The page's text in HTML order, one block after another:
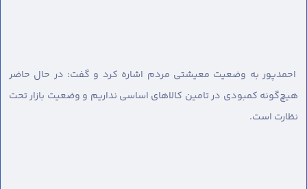
احمدپور به وضعیت معیشتی مردم اشاره کرد و گفت: در حال حاضر
هیچ‌گونه کمبودی در تامین کالاهای اساسی نداریم و وضعیت بازار تحت
نظارت است.